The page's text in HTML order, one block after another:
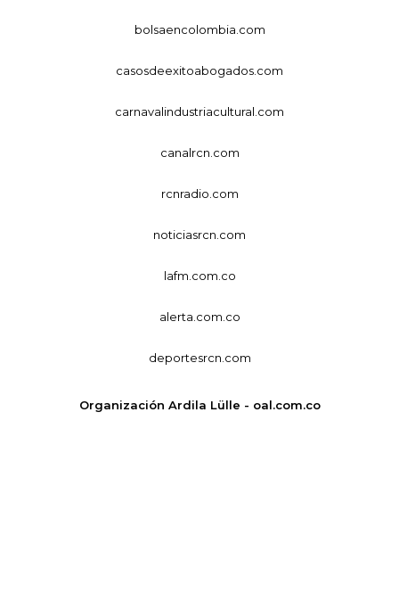
bolsaencolombia.com
casosdeexitoabogados.com
carnavalindustriacultural.com
canalrcn.com
rcnradio.com
noticiasrcn.com
lafm.com.co
alerta.com.co
deportesrcn.com
Organización Ardila Lülle - oal.com.co